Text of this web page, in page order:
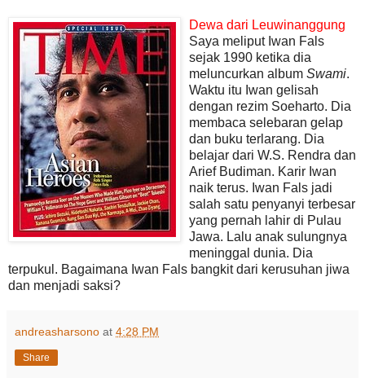
Dewa dari Leuwinanggung
Saya meliput Iwan Fals
sejak 1990 ketika dia
meluncurkan album Swami.
Waktu itu Iwan gelisah
dengan rezim Soeharto. Dia
membaca selebaran gelap
dan buku terlarang. Dia
belajar dari W.S. Rendra dan
Arief Budiman. Karir Iwan
naik terus. Iwan Fals jadi
salah satu penyanyi terbesar
yang pernah lahir di Pulau
Jawa. Lalu anak sulungnya
meninggal dunia. Dia
terpukul. Bagaimana Iwan Fals bangkit dari kerusuhan jiwa
dan menjadi saksi?
andreasharsono at 4:28 PM
Share